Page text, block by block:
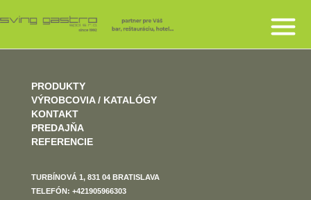
PRODUKTY
VÝROBCOVIA / KATALÓGY
KONTAKT
PREDAJŇA
REFERENCIE
TURBÍNOVÁ 1, 831 04 BRATISLAVA
TELEFÓN: +421905966303